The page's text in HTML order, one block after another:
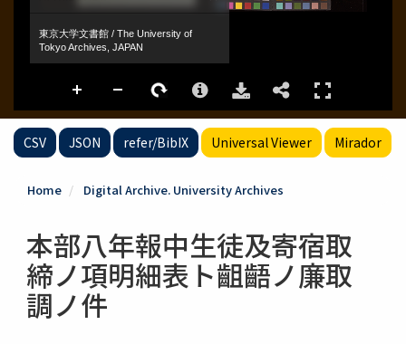
CSV JSON refer/BibIX Universal Viewer Mirador
Home Digital Archive. University Archives
本部八年報中生徒及寄宿取
締ノ項明細表ト齟齬ノ廉取
調ノ件